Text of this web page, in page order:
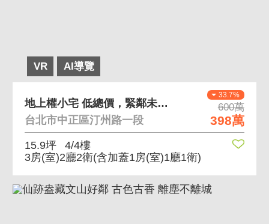
VR AI導覽
33.7%
600萬
398萬
地上權小宅 低總價，緊鄰未來植物園站
台北市中正區汀州路一段
15.9坪
4/4樓
3房(室)2廳2衛(含加蓋1房(室)1廳1衛)